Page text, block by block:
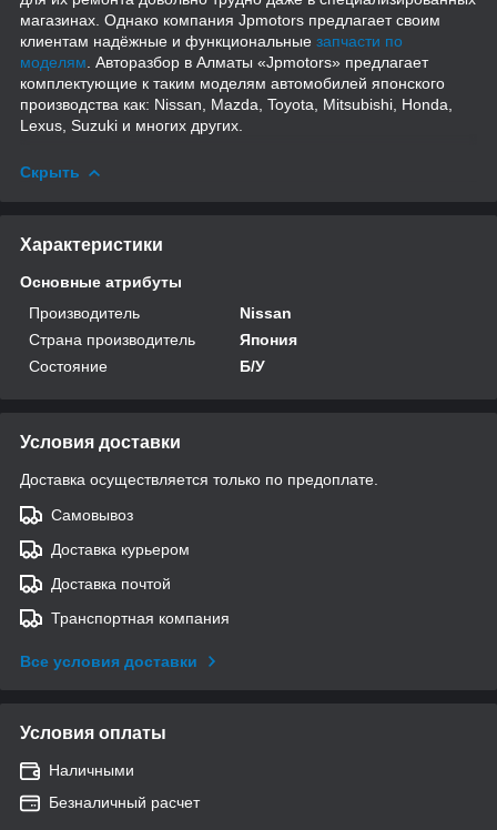
магазинах. Однако компания Jpmotors предлагает своим
клиентам надёжные и функциональные запчасти по
моделям . Авторазбор в Алматы «Jpmotors» предлагает
комплектующие к таким моделям автомобилей японского
производства как: Nissan, Mazda, Toyota, Mitsubishi, Honda,
Lexus, Suzuki и многих других.
Скрыть
Характеристики
Основные атрибуты
Производитель
Nissan
Страна производитель
Япония
Состояние
Б/У
Условия доставки
Доставка осуществляется только по предоплате.
Самовывоз
Доставка курьером
Доставка почтой
Транспортная компания
Все условия доставки
Условия оплаты
Наличными
Безналичный расчет